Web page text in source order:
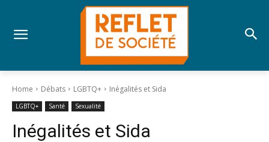
Home Débats LGBTQ+ Inégalités et Sida
LGBTQ+ Santé Sexualité
Inégalités et Sida